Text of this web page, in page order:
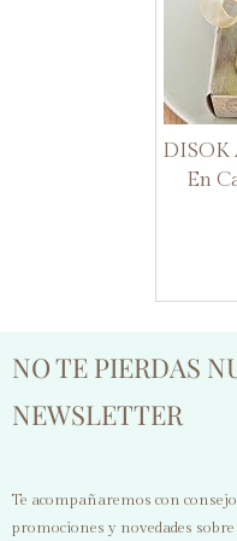
DISOK
En
NO TE PIERDAS
NEWSLETTER
Te acompañaremos con
promociones y novedades